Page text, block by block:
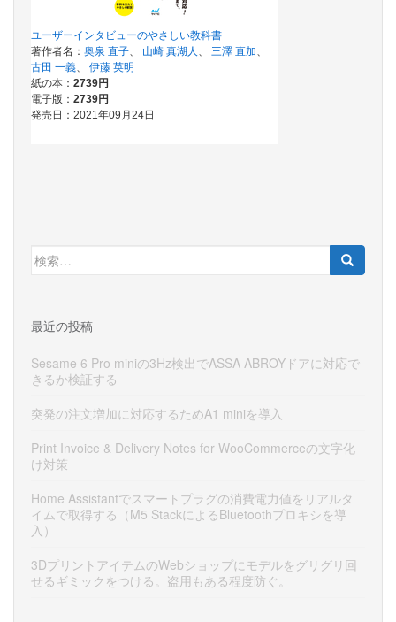
検
索:
最近の投稿
Sesame 6 Pro miniの3Hz検出でASSA ABROYドアに対応で
きるか検証する
突発の注文増加に対応するためA1 miniを導入
Print Invoice & Delivery Notes for WooCommerceの文字化
け対策
Home Assistantでスマートプラグの消費電力値をリアルタ
イムで取得する（M5 StackによるBluetoothプロキシを導
入）
3DプリントアイテムのWebショップにモデルをグリグリ回
せるギミックをつける。盗用もある程度防ぐ。